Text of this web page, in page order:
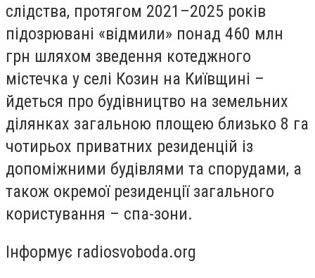
слідства, протягом 2021–2025 років
підозрювані «відмили» понад 460 млн
грн шляхом зведення котеджного
містечка у селі Козин на Київщині –
йдеться про будівництво на земельних
ділянках загальною площею близько 8 га
чотирьох приватних резиденцій із
допоміжними будівлями та спорудами, а
також окремої резиденції загального
користування – спа-зони.
Інформує radiosvoboda.org